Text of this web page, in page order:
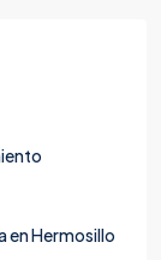
en Hermosillo